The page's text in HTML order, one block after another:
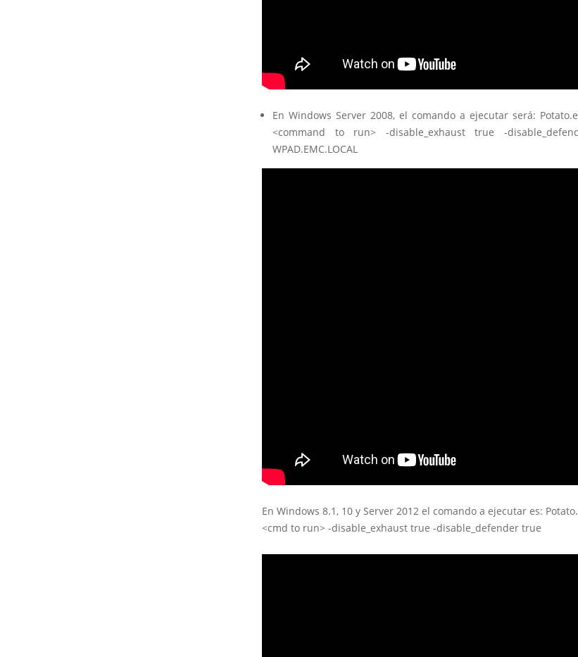
En Windows Server 2008, el comando a ejecutar será:
<command to run> -disable_exhaust true -
WPAD.EMC.LOCAL
En Windows 8.1, 10 y Server 2012 el comando a ejecutar es:
<cmd to run> -disable_exhaust true -disable_defender true